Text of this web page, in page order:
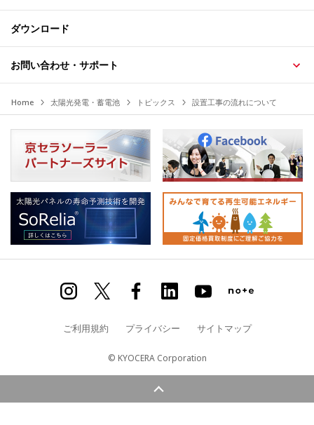
ダウンロード
お問い合わせ・サポート
Home 太陽光発電・蓄電池 トピックス 設置工事の流れについて
ご利用規約 プライバシー サイトマップ
© KYOCERA Corporation